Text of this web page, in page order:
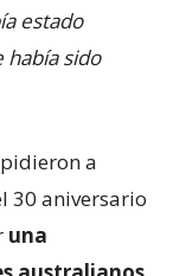
estado
había sido
a
30 aniversario
una